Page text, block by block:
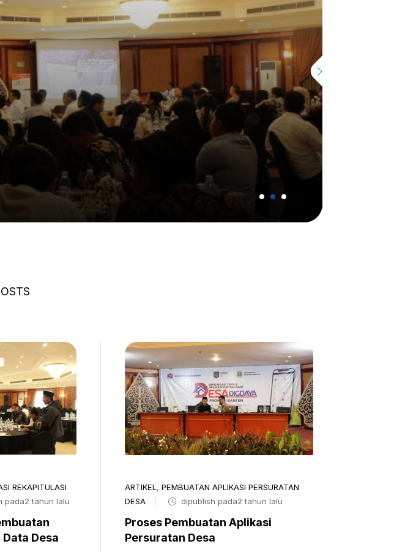
REKAPITULASI
pada2 tahun lalu
Desa
ARTIKEL , PEMBUATAN APLIKASI PERSURATAN
DESA
dipublish pada2 tahun lalu
Proses Pembuatan Aplikasi
Persuratan Desa